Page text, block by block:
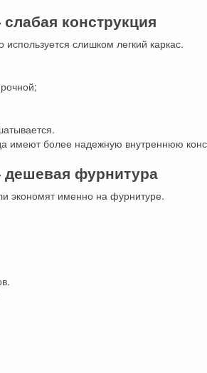
конструкция
слишком легкий каркас.
имеют более надежную внутреннюю
фурнитура
экономят именно на фурнитуре.